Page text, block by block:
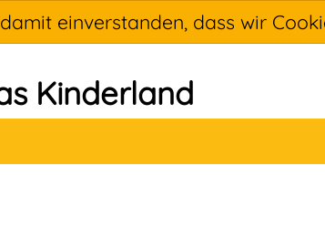
einverstanden, dass wir
Kinderland